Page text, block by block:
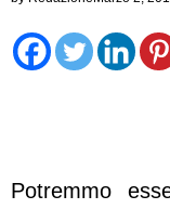
Potremmo